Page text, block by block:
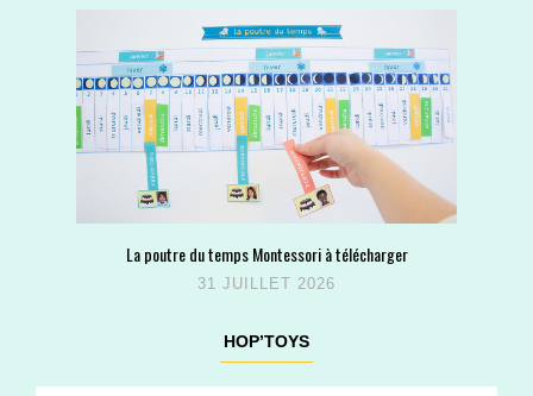
La poutre du temps Montessori à télécharger
31 JUILLET 2026
HOP’TOYS